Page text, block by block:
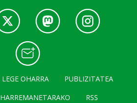
LEGE OHARRA
PUBLIZITATEA
HARREMANETARAKO RSS